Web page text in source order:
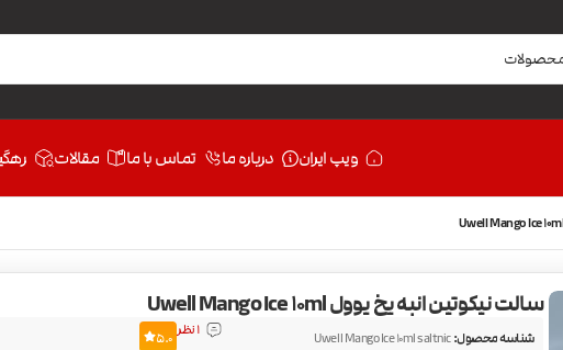
ویپ ایران درباره ما تماس با ما مقالات
سالت نیکوتین انبه یخ یوول Uwell Mango Ice 10ml
شناسه محصول:Uwell Mango Ice 10ml saltnic 1 نظر 5.0